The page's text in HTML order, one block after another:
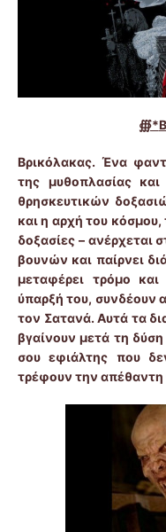
∰*
Βρικόλακας. Ένα
της μυθοπλασίας
θρησκευτικών
και η αρχή του
δοξασίες – ανέρχεται
βουνών και παίρνει
μεταφέρει τρόμο
ύπαρξή του, συνδέουν
τον Σατανά. Αυτά τα
βγαίνουν μετά τη δύση
σου εφιάλτης που
τρέφουν την